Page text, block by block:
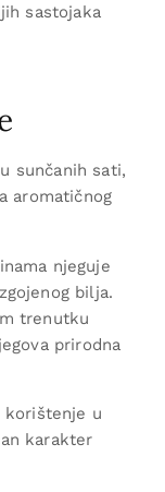
sastojaka
sunčanih sati,
aromatičnog
njeguje
bilja.
trenutku
prirodna
korištenje u
karakter